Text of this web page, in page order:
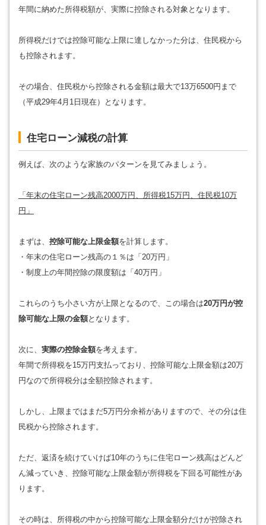
年間に納めた所得税額が、実際に控除される対象となります。
所得税だけでは控除可能な上限に達しなかった分は、住民税から
も控除されます。
その場合、住民税から控除される金額は最大で13万6500円まで
（平成29年4月1日現在）となります。
住宅ローン減税の計算
例えば、次のような家族のパターンを見てみましょう。
「年末の住宅ローン残高2000万円、所得税15万円、住民税10万
円」
まずは、 控除可能な上限金額を計算します。
・年末の住宅ローン残高の１％は「20万円」
・制度上の年間控除の限度額は「40万円」
これらのうち小さい方が上限となるので、この場合は20万円が控
除可能な上限の金額となります。
次に、 実際の控除金額を考えます。
年間で所得税を15万円支払っており、控除可能な上限金額は20万
円なので所得税分は全額控除されます。
しかし、上限まではまだ5万円分余裕がありますので、その分は住
民税から控除されます。
ただ、返済を続けていけば10年のうちに住宅ローン残高はどんど
ん減っていき、控除可能な上限金額が所得税を下回る可能性があ
ります。
その時は、所得税の中から控除可能な上限金額分だけが控除され